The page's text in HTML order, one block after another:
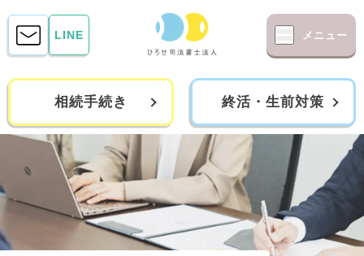
LINE メニュー
相続手続き 終活・生前対策